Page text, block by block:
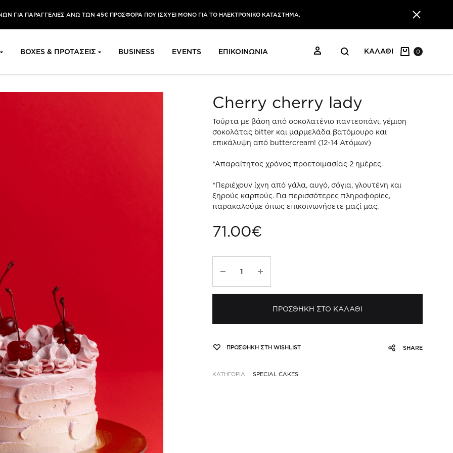
ΓΙΑ ΠΑΡΑΓΓΕΛΙΕΣ ΑΝΩ ΤΩΝ 45€ ΠΡΟΣΦΟΡΑ ΠΟΥ ΙΣΧΥΕΙ ΜΟΝΟ ΓΙΑ ΤΟ ΗΛΕΚΤΡΟΝΙΚΟ ΚΑΤΑΣΤΗΜΑ.
BOXES & ΠΡΟΤΑΣΕΙΣ BUSINESS EVENTS ΕΠΙΚΟΙΝΩΝΙΑ ΕΙΣΟΔΟΣ ΚΑΛΑΘΙ 0
Cherry cherry lady
Τούρτα με βάση από σοκολατένιο παντεσπάνι, γέμιση
σοκολάτας bitter και μαρμελάδα βατόμουρο και
επικάλυψη από buttercream! (12-14 Ατόμων)
*Απαραίτητος χρόνος προετοιμασίας 2 ημέρες.
*Περιέχουν ίχνη από γάλα, αυγό, σόγια, γλουτένη και
ξηρούς καρπούς. Για περισσότερες πληροφορίες,
παρακαλούμε όπως επικοινωνήσετε μαζί μας.
71.00€
lady
ΠΡΟΣΘΗΚΗ ΣΤΟ ΚΑΛΑΘΙ
ΠΡΟΣΘΗΚΗ ΣΤΗ WISHLIST SHARE
ΚΑΤΗΓΟΡΙΑ SPECIAL CAKES